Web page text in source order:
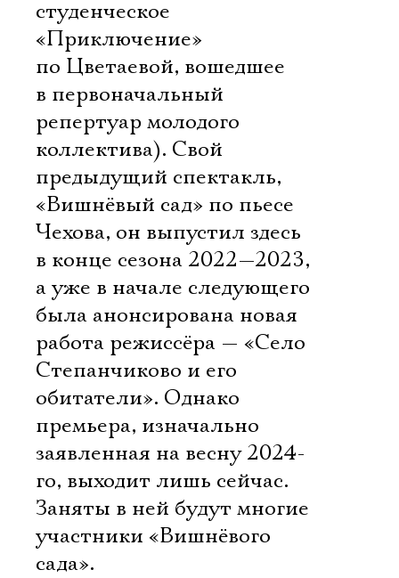
студенческое
«Приключение»
по Цветаевой, вошедшее
в первоначальный
репертуар молодого
коллектива). Свой
предыдущий спектакль,
«Вишнёвый сад» по пьесе
Чехова, он выпустил здесь
в конце сезона 2022—2023,
а уже в начале следующего
была анонсирована новая
работа режиссёра — «Село
Степанчиково и его
обитатели». Однако
премьера, изначально
заявленная на весну 2024-
го, выходит лишь сейчас.
Заняты в ней будут многие
участники «Вишнёвого
сада».